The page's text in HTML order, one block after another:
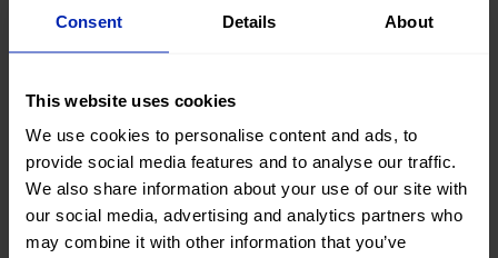
Consent Details About
This website uses cookies
We use cookies to personalise content and ads, to
provide social media features and to analyse our traffic.
We also share information about your use of our site with
our social media, advertising and analytics partners who
may combine it with other information that you’ve
BAJADA DE PRECIO
Peugeot 3008 Gt Pack
1.6 HYBRID 300 EAT PHEV